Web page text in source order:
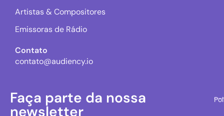
Artistas & Compositores
Emissoras de Rádio
Contato
contato@audiency.io
Faça parte da nossa
newsletter